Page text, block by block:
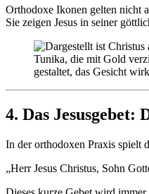
Orthodoxe Ikonen gelten nicht
Sie zeigen Jesus in seiner
4. Das Jesusgebet:
In der orthodoxen Praxis spielt
„Herr Jesus Christus, Sohn